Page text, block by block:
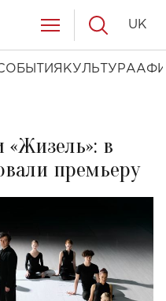
КУЛЬТУРА
UK
в
премьеру